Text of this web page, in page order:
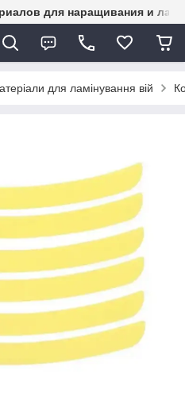
для наращивания и
для ламінування вій